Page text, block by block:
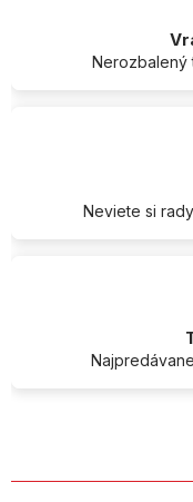
Nerozbalený
Neviete si